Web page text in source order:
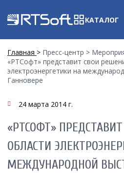
КАТАЛОГ
Главная Пресс-центр
«РТСофт» представит свои
электроэнергетики на
Ганновере
24 марта 2014 г.
«РТСОФТ»
ОБЛАСТИ
МЕЖДУНАРОДНОЙ